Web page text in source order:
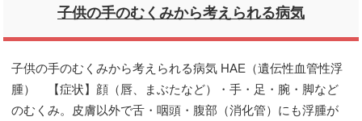
子供の手のむくみから考えられる病気
子供の手のむくみから考えられる病気 HAE（遺伝性血管性浮
腫） 【症状】顔（唇、まぶたなど）・手・足・腕・脚など
のむくみ。皮膚以外で舌・咽頭・腹部（消化管）にも浮腫が